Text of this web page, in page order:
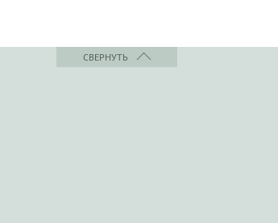
СВЕРНУТЬ